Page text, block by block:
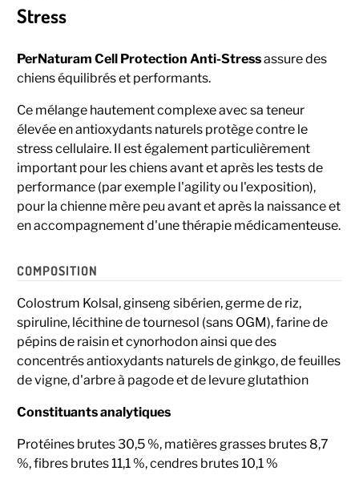
Stress
PerNaturam Cell Protection Anti-Stressassure des
chiens équilibrés et performants.
Ce mélange hautement complexe avec sa teneur
élevée en antioxydants naturels protège contre le
stress cellulaire. Il est également particulièrement
important pour les chiens avant et après les tests de
performance (par exemple l'agility ou l'exposition),
pour la chienne mère peu avant et après la naissance et
en accompagnement d'une thérapie médicamenteuse.
COMPOSITION
Colostrum Kolsal, ginseng sibérien, germe de riz,
spiruline, lécithine de tournesol (sans OGM), farine de
pépins de raisin et cynorhodon ainsi que des
concentrés antioxydants naturels de ginkgo, de feuilles
de vigne, d'arbre à pagode et de levure glutathion
Constituants analytiques
Protéines brutes 30,5 %, matières grasses brutes 8,7
%, fibres brutes 11,1 %, cendres brutes 10,1 %